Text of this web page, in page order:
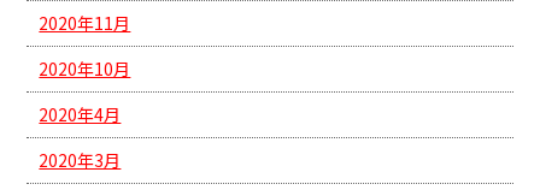
2020年11月
2020年10月
2020年4月
2020年3月